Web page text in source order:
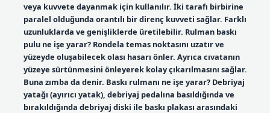
veya kuvvete dayanmak için kullanılır. İki tarafı birbirine
paralel olduğunda orantılı bir direnç kuvveti sağlar. Farklı
uzunluklarda ve genişliklerde üretilebilir. Rulman baskı
pulu ne işe yarar? Rondela temas noktasını uzatır ve
yüzeyde oluşabilecek olası hasarı önler. Ayrıca cıvatanın
yüzeye sürtünmesini önleyerek kolay çıkarılmasını sağlar.
Buna zımba da denir. Baskı rulmanı ne işe yarar? Debriyaj
yatağı (ayırıcı yatak), debriyaj pedalına basıldığında ve
bırakıldığında debriyaj diski ile baskı plakası arasındaki